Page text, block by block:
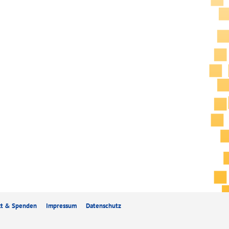
& Spenden Impressum Datenschutz